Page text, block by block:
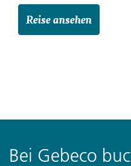
Reise ansehen
Bei Gebeco